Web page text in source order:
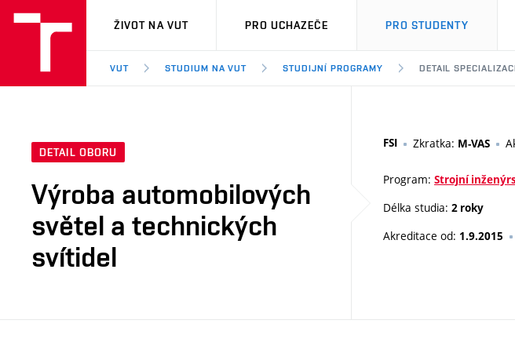
VUT
ŽIVOT NA VUT PRO UCHAZEČE PRO STUDENTY
VUT STUDIUM NA VUT STUDIJNÍ PROGRAMY DETAIL
DETAIL OBORU
Výroba automobilových
světel a technických
svítidel
FSI Zkratka: M-VAS
Program: Strojní
Délka studia: 2 roky
Akreditace od: 1.9.2015